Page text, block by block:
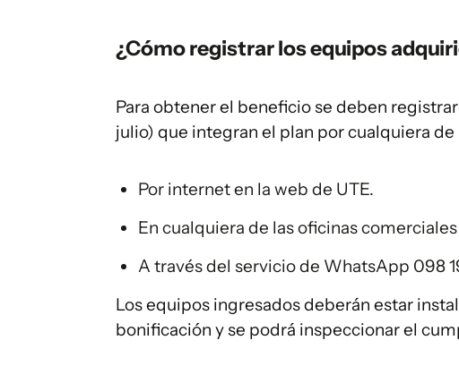
¿Cómo registrar los equipos
Para obtener el beneficio se deben
julio) que integran el plan por cualquiera
Por internet en la web de UTE.
En cualquiera de las oficinas
A través del servicio de WhatsApp 098
Los equipos ingresados deberán estar
bonificación y se podrá inspeccionar el